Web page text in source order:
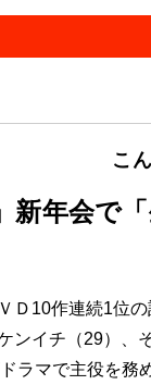
こ
新年会で
Ｄ10作連続1位
ンイチ（29）、
ラマで主役を務